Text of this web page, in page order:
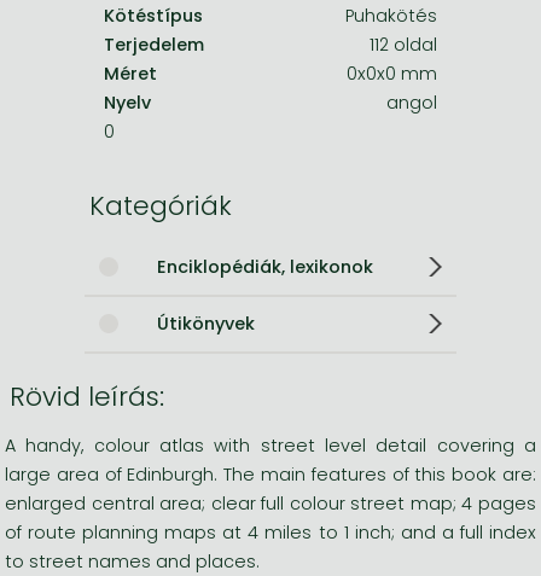
Kötéstípus
Puhakötés
Terjedelem
112 oldal
Méret
0x0x0 mm
Nyelv
angol
0
Kategóriák
Enciklopédiák, lexikonok
Útikönyvek
Rövid leírás:
A handy, colour atlas with street level detail covering a
large area of Edinburgh. The main features of this book are:
enlarged central area; clear full colour street map; 4 pages
of route planning maps at 4 miles to 1 inch; and a full index
to street names and places.